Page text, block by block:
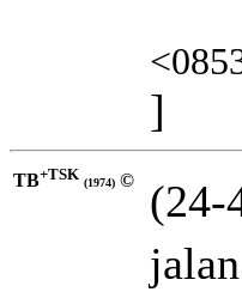
]
TB+TSK (1974) ©
(24-